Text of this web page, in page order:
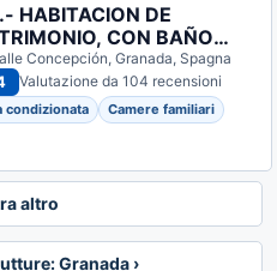
HABITACION DE
CON BAÑO
Concepción, Granada, Spagna
Valutazione da 104 recensioni
condizionata Camere familiari
altro
Granada ›